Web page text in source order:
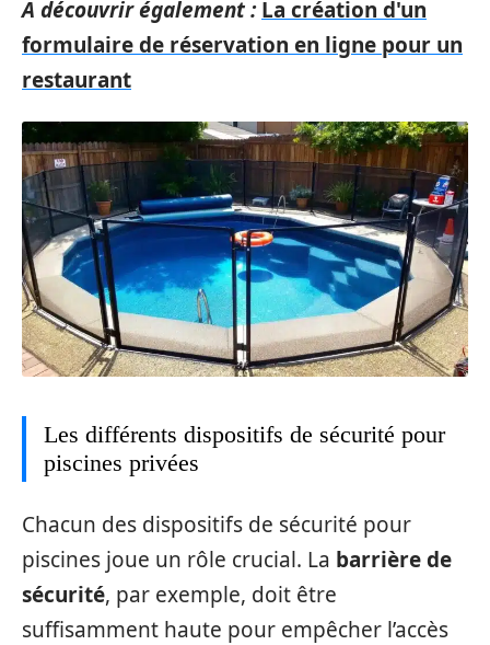
A découvrir également : La création d'un
formulaire de réservation en ligne pour un
restaurant
Les différents dispositifs de sécurité pour
piscines privées
Chacun des dispositifs de sécurité pour
piscines joue un rôle crucial. La barrière de
sécurité, par exemple, doit être
suffisamment haute pour empêcher l’accès